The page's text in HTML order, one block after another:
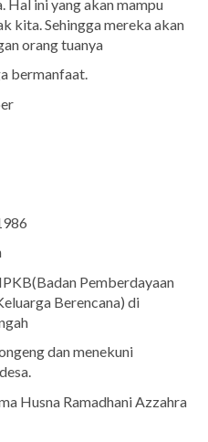
Hal ini yang akan mampu
kita. Sehingga mereka akan
orang tuanya
bermanfaat.
Pemberdayaan
Berencana) di
dan menekuni
Husna Ramadhani Azzahra